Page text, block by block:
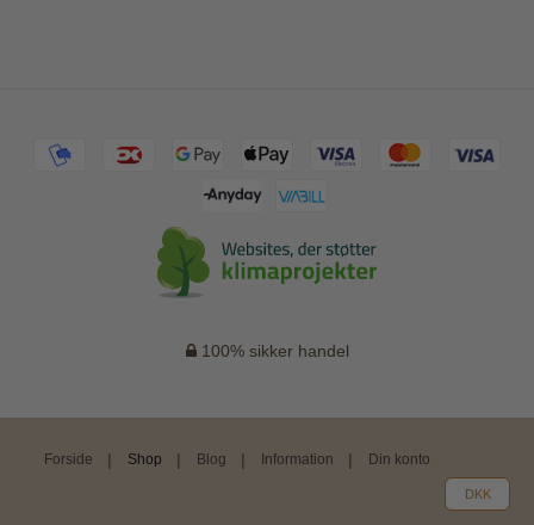
100% sikker handel
Forside Shop Blog Information Din konto
DKK